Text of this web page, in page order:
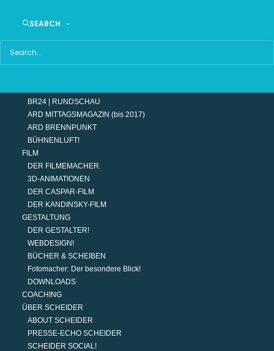
SEARCH
SCHEIDER STARTSEITE
UKRAINE WAR DAY-COUNTER
TERMINE
BR24 | RUNDSCHAU
ARD MITTAGSMAGAZIN (bis 2017)
ARD BRENNPUNKT
BÜHNENLUFT!
FILM
DER FILMEMACHER.
3D-ANIMATIONEN
DER CASPAR-FILM
DER KANDINSKY-FILM
GESTALTUNG
DER GESTALTER!
WEBDESIGN!
BÜCHER & SCHEIBEN
Fotomacher: Der besondere Blick!
DOWNLOADS
COACHING
ÜBER SCHEIDER
ABOUT SCHEIDER
PRESSE-ECHO SCHEIDER
SCHEIDER SOCIAL!